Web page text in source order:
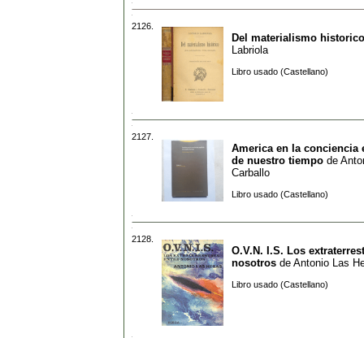
2126.
Del materialismo historico
Labriola
Libro usado (Castellano)
2127.
America en la conciencia
de nuestro tiempo de
Carballo
Libro usado (Castellano)
2128.
O.V.N. I.S. Los
nosotros de Antonio Las
Libro usado (Castellano)